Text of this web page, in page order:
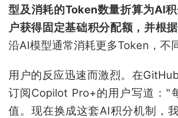
型及消耗的Token数量折算为AI
户获得固定基础积分配额，并根
沿AI模型通常消耗更多Token，不
用户的反应迅速而激烈。在
订阅Copilot Pro+的用户写道："
值。现在换成这套AI积分机制，